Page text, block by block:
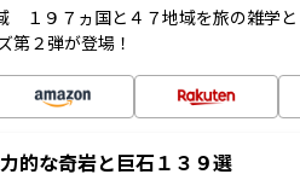
１９７ヵ国と４７地域を旅の雑学
第２弾が登場！
的な奇岩と巨石１３９選